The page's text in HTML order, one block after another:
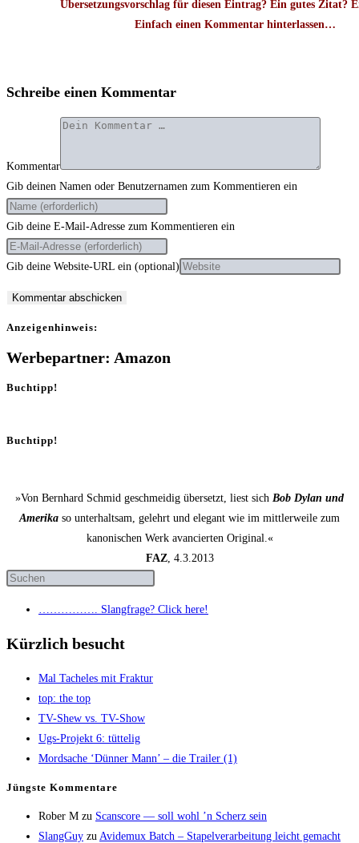
Über­set­zungs­vor­schlag für die­sen Ein­trag? Ein gutes Zitat?
Ein­fach einen Kom­men­tar hin­ter­las­sen…
Schreibe einen Kommentar
Kommentar
Gib deinen Namen oder Benutzernamen zum Kommentieren ein
Gib deine E-Mail-Adresse zum Kommentieren ein
Gib deine Website-URL ein (optional)
Anzei­gen­hin­weis:
Werbepartner: Amazon
Buchtipp!
Buchtipp!
»Von Bernhard Schmid geschmeidig übersetzt, liest sich Bob Dylan und
Amerika so unterhaltsam, gelehrt und elegant wie im mittlerweile zum
kanonischen Werk avancierten Original.«
FAZ, 4.3.2013
……………. Slang­fra­ge? Click here!
Kürzlich besucht
Mal Tache­les mit Fraktur
top: the top
TV-Shew vs. TV-Show
Ugs-Pro­jekt 6: tüttelig
Mord­sa­che ‘Dün­ner Mann’ – die Trai­ler (1)
Jüngs­te Kommentare
Rober M zu Scans­core — soll wohl ’n Scherz sein
SlangGuy zu Avi­de­mux Batch – Sta­pel­ver­ar­bei­tung leicht gemacht